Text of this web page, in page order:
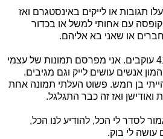
תגובות או לייקים באינסטגרם ואז
עם אחותי למשל או בכדור
או שאני בא אליהם.
יש לי 41,700 עוקבים. אני מפרסם תמונות של עצמי
אנשים עושים לייק וגם מגיבים.
בן חמש. פשוט העלתי תמונה אחת
ואודישן ואז זה כבר התגלגל.
לסדר לי הכל, להודיע לנו הכל,
עושה לי בוק.